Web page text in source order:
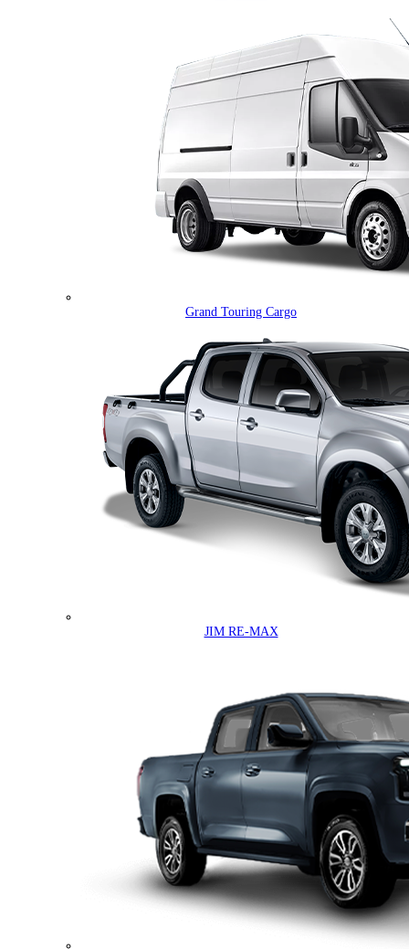
Grand Touring Cargo
JIM RE-MAX